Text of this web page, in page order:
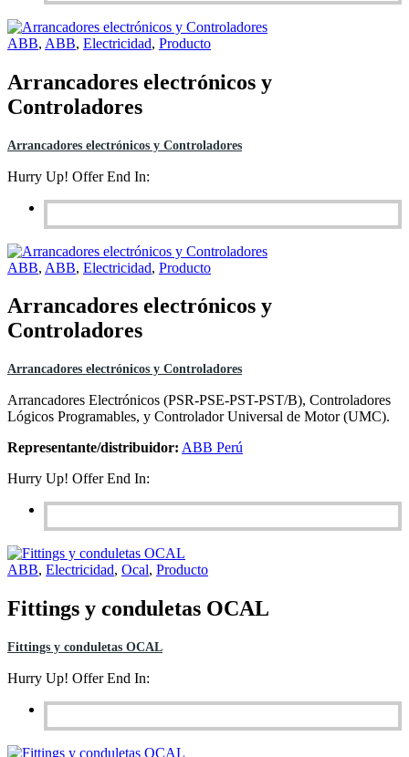
ABB, ABB, Electricidad, Producto
Arrancadores electrónicos y
Controladores
Arrancadores electrónicos y Controladores
Hurry Up! Offer End In:
ABB, ABB, Electricidad, Producto
Arrancadores electrónicos y
Controladores
Arrancadores electrónicos y Controladores
Arrancadores Electrónicos (PSR-PSE-PST-PST/B), Controladores
Lógicos Programables, y Controlador Universal de Motor (UMC).
Representante/distribuidor: ABB Perú
Hurry Up! Offer End In:
ABB, Electricidad, Ocal, Producto
Fittings y conduletas OCAL
Fittings y conduletas OCAL
Hurry Up! Offer End In: